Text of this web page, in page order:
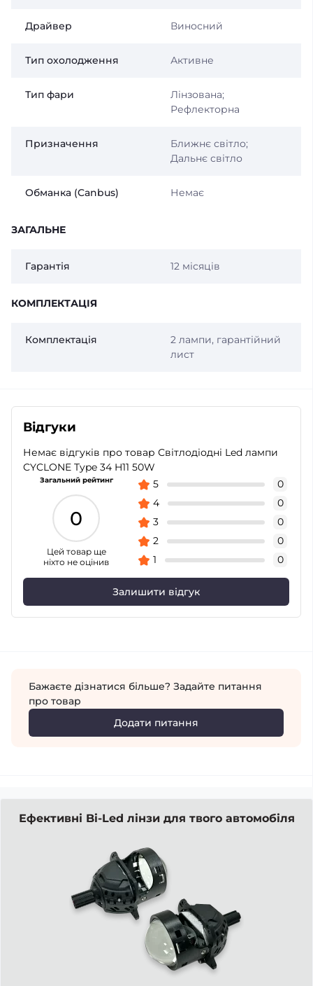
Драйвер Виносний
Тип охолодження Активне
Тип фари
Лінзована;
Рефлекторна
Призначення
Ближнє світло;
Дальнє світло
Обманка (Canbus) Немає
ЗАГАЛЬНЕ
Гарантія 12 місяців
КОМПЛЕКТАЦІЯ
Комплектація
2 лампи, гарантійний
лист
Відгуки
Немає відгуків про товар Світлодіодні Led лампи
CYCLONE Type 34 H11 50W
Загальний рейтинг
0
Цей товар ще
ніхто не оцінив
5
0
4
0
3
0
2
0
1
0
Залишити відгук
Бажаєте дізнатися більше? Задайте питання
про товар
Додати питання
Ефективні Bi-Led лінзи для твого автомобіля